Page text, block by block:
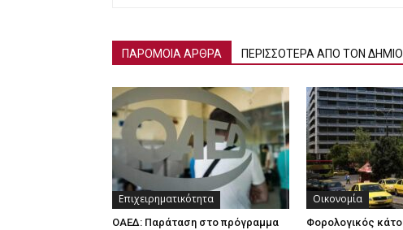
ΠΑΡΟΜΟΙΑ ΑΡΘΡΑ ΠΕΡΙΣΣΟΤΕΡΑ ΑΠΟ ΤΟΝ
Επιχειρηματικότητα
ΟΑΕΔ: Παράταση στο πρόγραμμα
Οικονομία
Φορολογικός